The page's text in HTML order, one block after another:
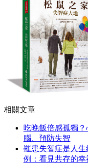
相關文章
吃晚飯倍感孤獨
腦、預防失智
罹患失智症是人
例：看見共存的幸